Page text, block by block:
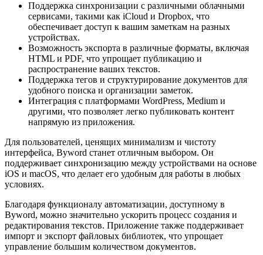
Поддержка синхронизации с различными облачными
сервисами, такими как iCloud и Dropbox, что
обеспечивает доступ к вашим заметкам на разных
устройствах.
Возможность экспорта в различные форматы, включая
HTML и PDF, что упрощает публикацию и
распространение ваших текстов.
Поддержка тегов и структурирование документов для
удобного поиска и организации заметок.
Интеграция с платформами WordPress, Medium и
другими, что позволяет легко публиковать контент
напрямую из приложения.
Для пользователей, ценящих минимализм и чистоту
интерфейса, Byword станет отличным выбором. Он
поддерживает синхронизацию между устройствами на основе
iOS и macOS, что делает его удобным для работы в любых
условиях.
Благодаря функционалу автоматизации, доступному в
Byword, можно значительно ускорить процесс создания и
редактирования текстов. Приложение также поддерживает
импорт и экспорт файловых библиотек, что упрощает
управление большим количеством документов.